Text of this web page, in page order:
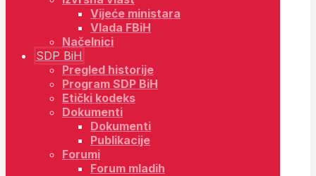
Vijeće ministara
Vlada FBiH
Načelnici
SDP BiH
Pregled historije
Program SDP BiH
Etički kodeks
Dokumenti
Dokumenti
Publikacije
Forumi
Forum mladih